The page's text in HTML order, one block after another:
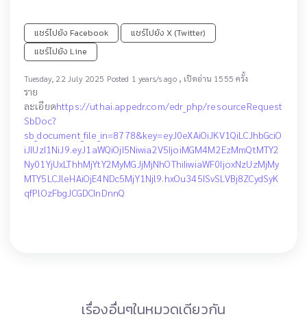
แชร์ไปยัง Facebook
แชร์ไปยัง X (Twitter)
แชร์ไปยัง Line
Tuesday, 22 July 2025 Posted 1 years/s ago, เปิดอ่าน 1555 ครั้ง
ราย
ละเอียดhttps://uthai.appedr.com/edr_php/resourceRequest
SbDoc?
sb_document_file_in=8778&key=eyJ0eXAiOiJKV1QiLCJhbGciO
iJIUzI1NiJ9.eyJ1aWQiOjI5Niwia2V5IjoiMGM4M2EzMmQtMTY2
Ny01YjUxLThhMjYtY2MyMGJjMjNhOThiIiwiaWF0IjoxNzUzMjMy
MTY5LCJleHAiOjE4NDc5MjY1Njl9.hxOu345ISvSLVBj8ZCydSyK
qfPlOzFbgJCGDCInDnnQ
เรื่องอื่นๆในหมวดเดียวกัน